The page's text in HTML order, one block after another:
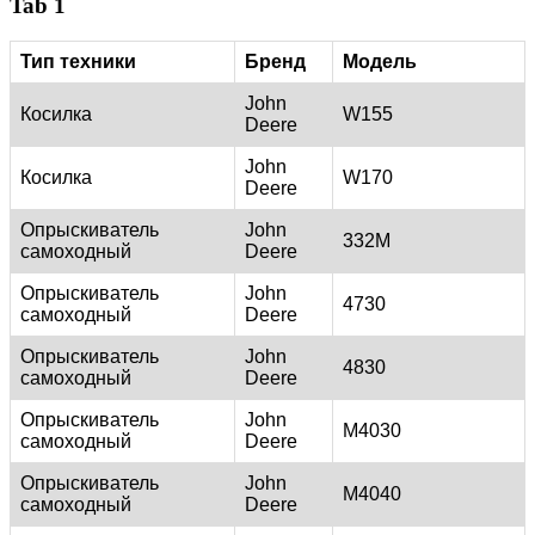
Тип техники Бренд Модель
Косилка
John
Deere
W155
Косилка
John
Deere
W170
Опрыскиватель
самоходный
John
Deere
332M
Опрыскиватель
самоходный
John
Deere
4730
Опрыскиватель
самоходный
John
Deere
4830
Опрыскиватель
самоходный
John
Deere
M4030
Опрыскиватель
самоходный
John
Deere
M4040